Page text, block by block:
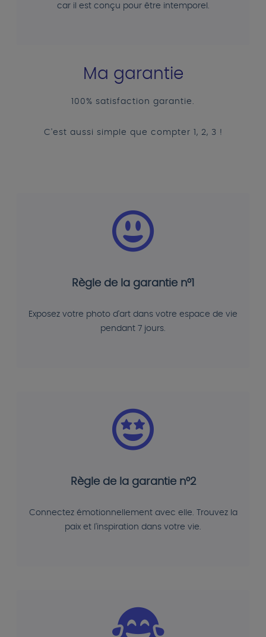
car il est conçu pour être intemporel.
Ma garantie
100% satisfaction garantie.
C'est aussi simple que compter 1, 2, 3 !
Règle de la garantie n°1
Exposez votre photo d'art dans votre espace de vie
pendant 7 jours.
Règle de la garantie n°2
Connectez émotionnellement avec elle. Trouvez la
paix et l'inspiration dans votre vie.